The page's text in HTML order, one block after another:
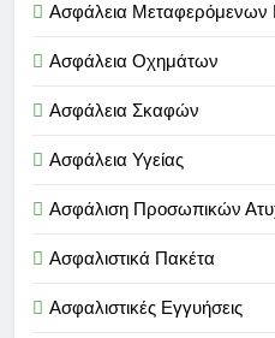
Ασφάλεια
Ασφάλεια Οχημάτων
Ασφάλεια Σκαφών
Ασφάλεια Υγείας
Ασφάλιση Προσωπικών
Ασφαλιστικά Πακέτα
Ασφαλιστικές Εγγυήσεις